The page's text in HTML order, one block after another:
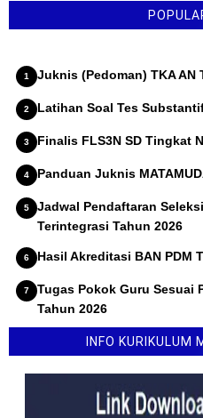
Juknis (Pedoman) TKA AN
Latihan Soal Tes
Finalis FLS3N SD Tingkat
Panduan Juknis
Jadwal Pendaftaran
Terintegrasi Tahun 2026
Hasil Akreditasi BAN PDM
Tugas Pokok Guru Sesuai
Tahun 2026
Lomba Inovasi Karya Guru
INFO KURIKULUM